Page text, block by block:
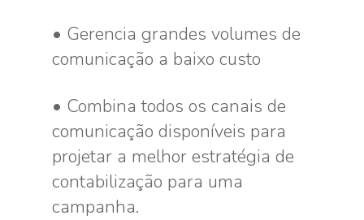
• Gerencia grandes volumes de
comunicação a baixo custo
• Combina todos os canais de
comunicação disponíveis para
projetar a melhor estratégia de
contabilização para uma
campanha.